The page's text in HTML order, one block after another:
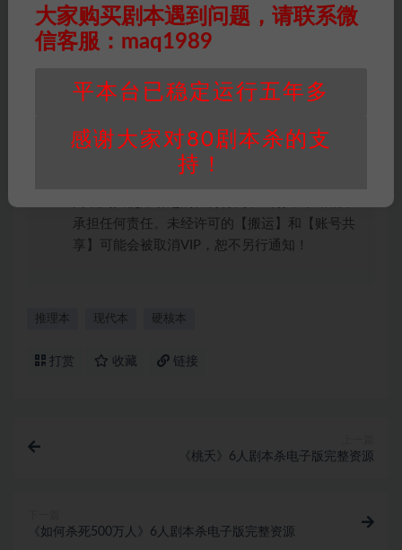
件通知并提供相关证实资料至邮箱
448271243@qq.com，如若情况属实，我们将
积分说明∶剧本杀下载所需积分非剧本杀资源自
站整理资料的时间成本及网站运营所需支出费
承担任何责任。未经许可的【搬运】和【账号共
享】可能会被取消VIP，恕不另行通知！
推理本 现代本 硬核本
打赏 收藏 链接
《桃夭》6人剧本杀电子版完整资源
《如何杀死500万人》6人剧本杀电子版完整资源
大家购买剧本遇到问题，请联系微
信客服：maq1989
平本台已稳定运行五年多
感谢大家对80剧本杀的支
持！